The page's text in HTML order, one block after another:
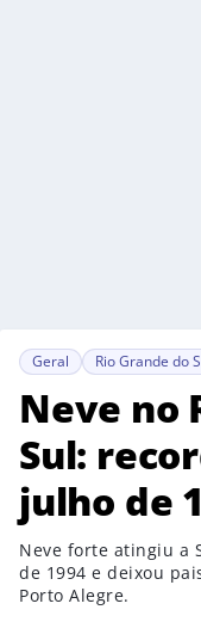
Geral Rio Grande do
Neve no
Sul:
julho de
Neve forte atingiu a
de 1994 e deixou
Porto Alegre.